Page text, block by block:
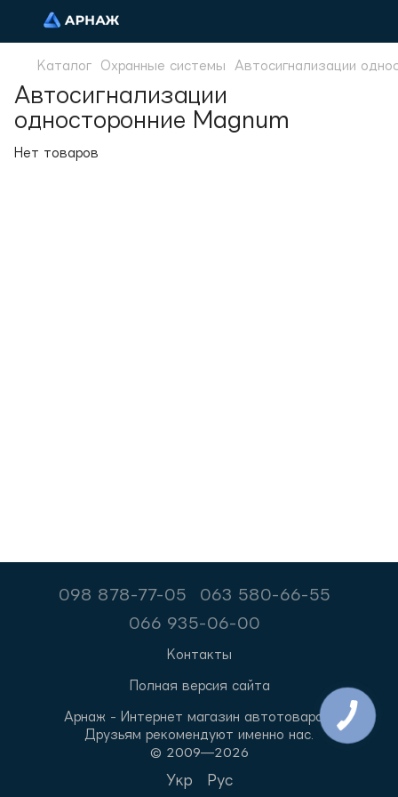
Каталог Охранные системы Автосигнализации
Автосигнализации
односторонние Magnum
Нет товаров
098 878-77-05
063 580-66-55
066 935-06-00
Контакты
Полная версия сайта
Арнаж - Интернет магазин автотоваров.
Друзьям рекомендуют именно нас.
© 2009—2026
Укр Рус